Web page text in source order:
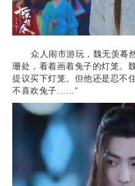
众人闹市游玩，魏无羡蓦
珊处，看着画着兔子的灯笼。
提议买下灯笼。但他还是忍不
不喜欢兔子……”